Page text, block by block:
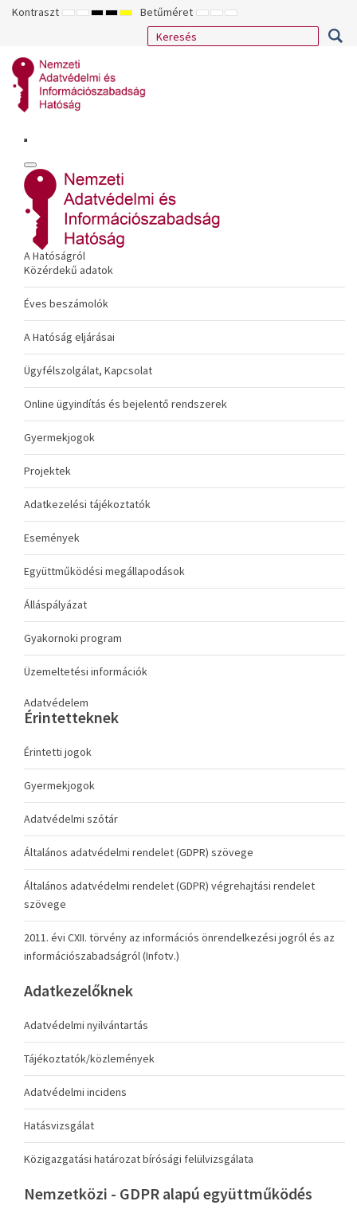
Kontraszt ALAPÉRTELMEZETT
ÉJSZAKAI
NAGY
KONTRASZTÚ
NAGY
KONTRASZTÚ
NAGY
KONTRASZTÚ
SÁRGA
FEKETE
Betűméret KISEBB
BETŰTÍPUS
ALAPÉRTELMEZETT
BETŰMÉRET
NAGYOBB
BETŰMÉRET
A Hatóságról
Közérdekű adatok
Éves beszámolók
A Hatóság eljárásai
Ügyfélszolgálat, Kapcsolat
Online ügyindítás és bejelentő rendszerek
Gyermekjogok
Projektek
Adatkezelési tájékoztatók
Események
Együttműködési megállapodások
Álláspályázat
Gyakornoki program
Üzemeltetési információk
Adatvédelem
Érintetteknek
Érintetti jogok
Gyermekjogok
Adatvédelmi szótár
Általános adatvédelmi rendelet (GDPR) szövege
Általános adatvédelmi rendelet (GDPR) végrehajtási rendelet
szövege
2011. évi CXII. törvény az információs önrendelkezési jogról és az
információszabadságról (Infotv.)
Adatkezelőknek
Adatvédelmi nyilvántartás
Tájékoztatók/közlemények
Adatvédelmi incidens
Hatásvizsgálat
Közigazgatási határozat bírósági felülvizsgálata
Nemzetközi - GDPR alapú együttműködés